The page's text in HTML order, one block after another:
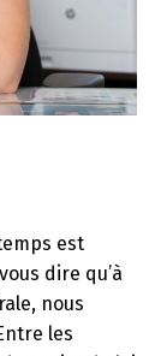
est
dire qu’à
nous
les